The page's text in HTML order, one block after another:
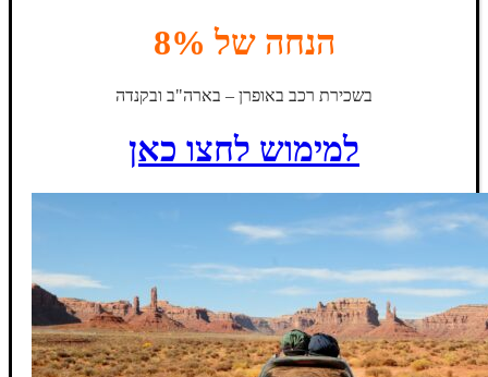
הנחה של 8%
בשכירת רכב באופרן – בארה"ב ובקנדה
למימוש לחצו כאן